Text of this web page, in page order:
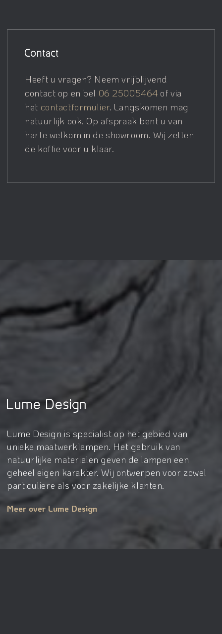
Contact
Heeft u vragen? Neem vrijblijvend
contact op en bel 06 25005464 of via
het contactformulier. Langskomen mag
natuurlijk ook. Op afspraak bent u van
harte welkom in de showroom. Wij zetten
de koffie voor u klaar.
Lume Design
Lume Design is specialist op het gebied van
unieke maatwerklampen. Het gebruik van
natuurlijke materialen geven de lampen een
geheel eigen karakter. Wij ontwerpen voor zowel
particuliere als voor zakelijke klanten.
Meer over Lume Design